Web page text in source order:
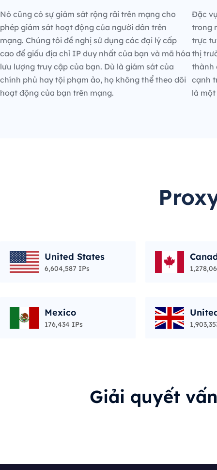
Nó cũng có sự giám sát rộng rãi trên mạng cho
phép giám sát hoạt động của người dân trên
mạng. Chúng tôi đề nghị sử dụng các đại lý cấp
cao để giấu địa chỉ IP duy nhất của bạn và mã hóa
lưu lượng truy cập của bạn. Dù là giám sát của
chính phủ hay tội phạm ảo, họ không thể theo dõi
hoạt động của bạn trên mạng.
Đặc
trong
trực
thị
thành
cạnh
là
United States
6,604,587 IPs
Mexico
176,434 IPs
Giải quyết